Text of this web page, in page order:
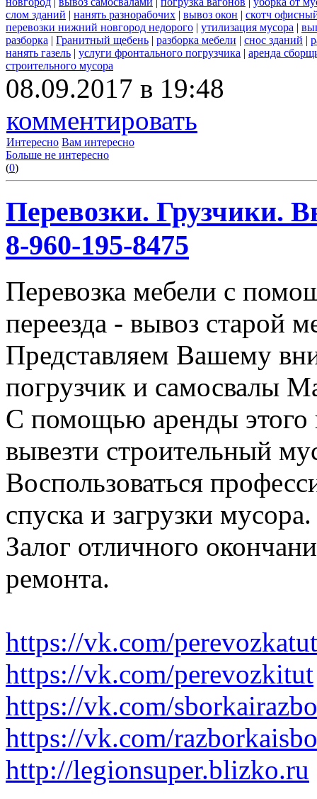
слом зданий | нанять разнорабочих | вывоз окон | скотч
перевозки нижний новгород недорого | утилизация мусора |
разборка | Гранитный щебень | разборка мебели | снос зданий |
нанять газель | услуги фронтального погрузчика | аренда
строительного мусора
08.09.2017 в 19:48
комментировать
Интересно Вам интересно
Больше не интересно
(0)
Перевозки. Грузчики.
8-960-195-8475
Перевозка мебели с
переезда - вывоз старой
Представляем Вашему
погрузчик и самосвалы
С помощью аренды этого
вывезти строительный
Воспользоваться
спуска и загрузки мусора.
Залог отличного
ремонта.
https://vk.com/perevozkatut
https://vk.com/perevozkitut
https://vk.com/
https://vk.com/
http://legionsuper.blizko.ru